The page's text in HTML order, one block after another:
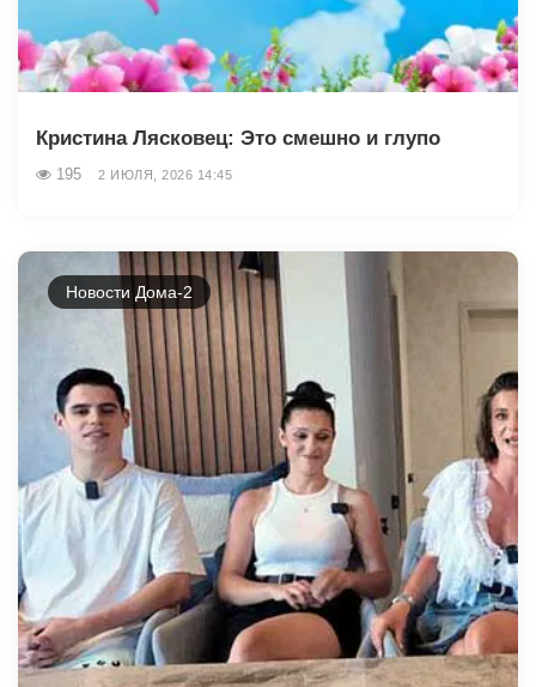
Кристина Лясковец: Это смешно и глупо
195 2 ИЮЛЯ, 2026 14:45
Новости Дома-2